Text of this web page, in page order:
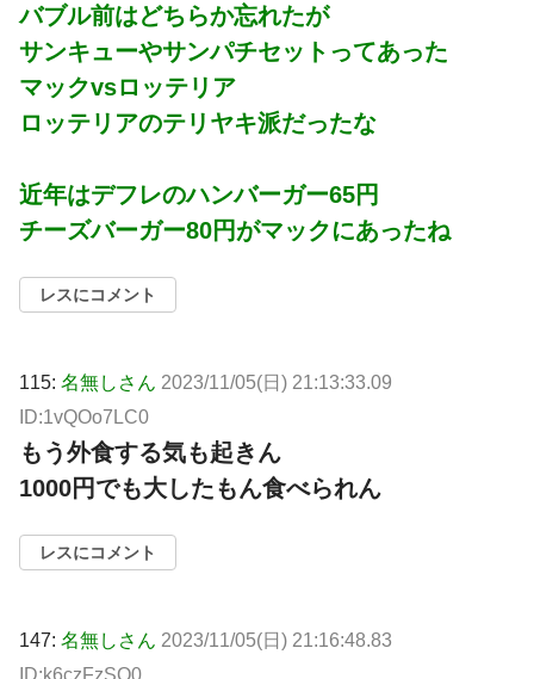
バブル前はどちらか忘れたが
サンキューやサンパチセットってあった
マックvsロッテリア
ロッテリアのテリヤキ派だったな
近年はデフレのハンバーガー65円
チーズバーガー80円がマックにあったね
レスにコメント
115: 名無しさん 2023/11/05(日) 21:13:33.09
ID:1vQOo7LC0
もう外食する気も起きん
1000円でも大したもん食べられん
レスにコメント
147: 名無しさん 2023/11/05(日) 21:16:48.83
ID:k6czFzSQ0